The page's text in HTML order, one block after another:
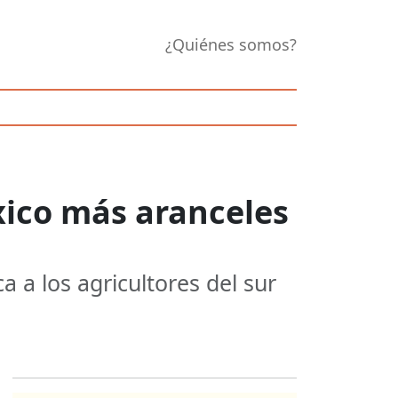
¿Quiénes somos?
más aranceles
a los agricultores del sur